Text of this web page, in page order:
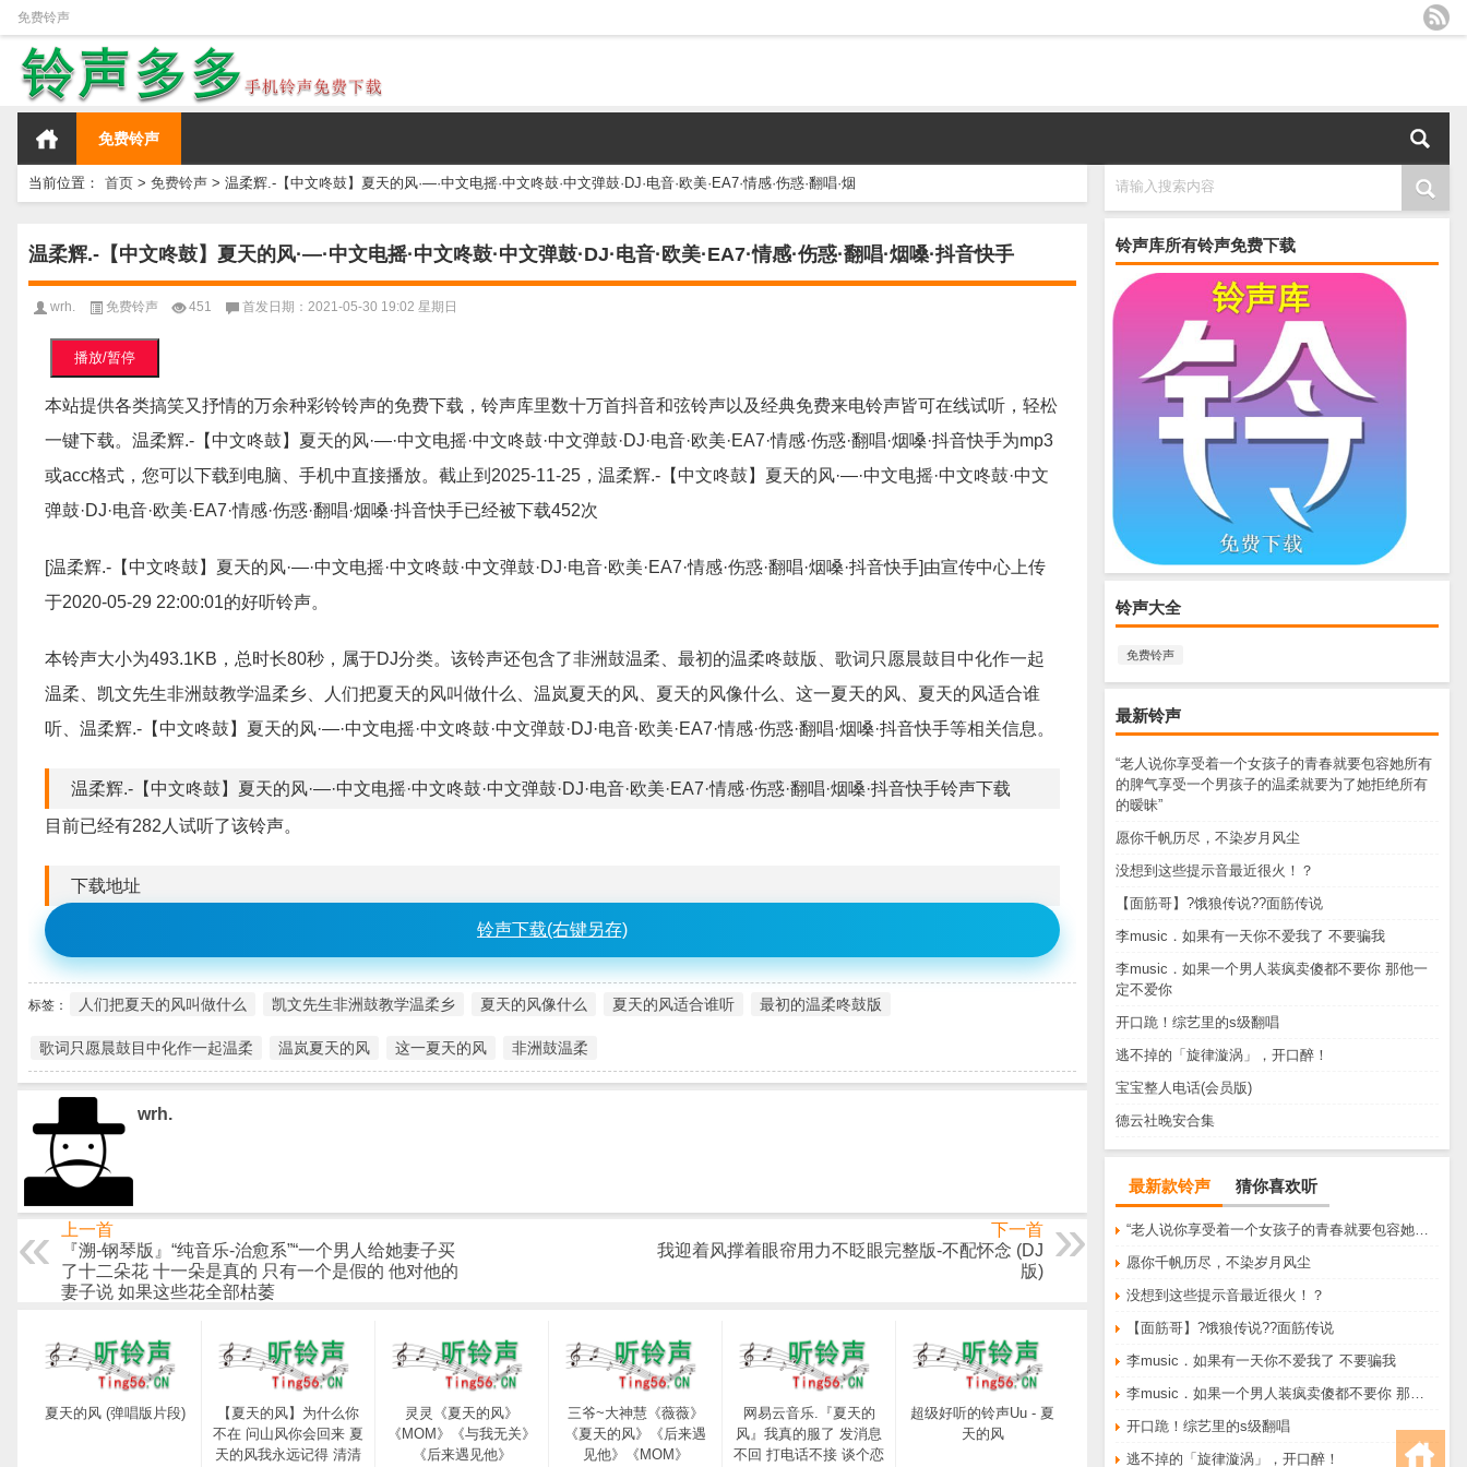
免费铃声
免费铃声
当前位置： 首页 > 免费铃声 > 温柔辉.-【中文咚鼓】夏天的风·—·中文电摇·中文咚鼓·中文弹鼓·DJ·电音·欧美·EA7·情感·伤惑·翻唱·烟
温柔辉.-【中文咚鼓】夏天的风·—·中文电摇·中文咚鼓·中文弹鼓·DJ·电音·欧美·EA7·情感·伤惑·翻唱·烟嗓·抖音快手
wrh. 免费铃声 451 首发日期：2021-05-30 19:02 星期日
播放/暂停
本站提供各类搞笑又抒情的万余种彩铃铃声的免费下载，铃声库里数十万首抖音和弦铃声以及经典免费来电铃声皆可在线试听，轻松
一键下载。温柔辉.-【中文咚鼓】夏天的风·—·中文电摇·中文咚鼓·中文弹鼓·DJ·电音·欧美·EA7·情感·伤惑·翻唱·烟嗓·抖音快手为mp3
或acc格式，您可以下载到电脑、手机中直接播放。截止到2025-11-25，温柔辉.-【中文咚鼓】夏天的风·—·中文电摇·中文咚鼓·中文
弹鼓·DJ·电音·欧美·EA7·情感·伤惑·翻唱·烟嗓·抖音快手已经被下载452次
[温柔辉.-【中文咚鼓】夏天的风·—·中文电摇·中文咚鼓·中文弹鼓·DJ·电音·欧美·EA7·情感·伤惑·翻唱·烟嗓·抖音快手]由宣传中心上传
于2020-05-29 22:00:01的好听铃声。
本铃声大小为493.1KB，总时长80秒，属于DJ分类。该铃声还包含了非洲鼓温柔、最初的温柔咚鼓版、歌词只愿晨鼓目中化作一起
温柔、凯文先生非洲鼓教学温柔乡、人们把夏天的风叫做什么、温岚夏天的风、夏天的风像什么、这一夏天的风、夏天的风适合谁
听、温柔辉.-【中文咚鼓】夏天的风·—·中文电摇·中文咚鼓·中文弹鼓·DJ·电音·欧美·EA7·情感·伤惑·翻唱·烟嗓·抖音快手等相关信息。
温柔辉.-【中文咚鼓】夏天的风·—·中文电摇·中文咚鼓·中文弹鼓·DJ·电音·欧美·EA7·情感·伤惑·翻唱·烟嗓·抖音快手铃声下载
目前已经有282人试听了该铃声。
下载地址
铃声下载(右键另存)
标签： 人们把夏天的风叫做什么 凯文先生非洲鼓教学温柔乡 夏天的风像什么 夏天的风适合谁听 最初的温柔咚鼓版
歌词只愿晨鼓目中化作一起温柔 温岚夏天的风 这一夏天的风 非洲鼓温柔
wrh.
上一首
『溯-钢琴版』“纯音乐-治愈系”“一个男人给她妻子买
了十二朵花 十一朵是真的 只有一个是假的 他对他的
妻子说 如果这些花全部枯萎
下一首
我迎着风撑着眼帘用力不眨眼完整版-不配怀念 (DJ
版)
夏天的风 (弹唱版片段)
【夏天的风】为什么你
不在 问山风你会回来 夏
天的风我永远记得 清清
灵灵《夏天的风》
《MOM》《与我无关》
《后来遇见他》
三爷~大神慧《薇薇》
《夏天的风》《后来遇
见他》《MOM》
网易云音乐.『夏天的
风』我真的服了 发消息
不回 打电话不接 谈个恋
超级好听的铃声Uu - 夏
天的风
请输入搜索内容
铃声库所有铃声免费下载
铃声大全
免费铃声
最新铃声
“老人说你享受着一个女孩子的青春就要包容她所有
的脾气享受一个男孩子的温柔就要为了她拒绝所有
的暧昧”
愿你千帆历尽，不染岁月风尘
没想到这些提示音最近很火！？
【面筋哥】?饿狼传说??面筋传说
李music．如果有一天你不爱我了 不要骗我
李music．如果一个男人装疯卖傻都不要你 那他一
定不爱你
开口跪！综艺里的s级翻唱
逃不掉的「旋律漩涡」，开口醉！
宝宝整人电话(会员版)
德云社晚安合集
最新款铃声 猜你喜欢听
愿你千帆历尽，不染岁月风尘
没想到这些提示音最近很火！？
【面筋哥】?饿狼传说??面筋传说
李music．如果有一天你不爱我了 不要骗我
开口跪！综艺里的s级翻唱
逃不掉的「旋律漩涡」，开口醉！